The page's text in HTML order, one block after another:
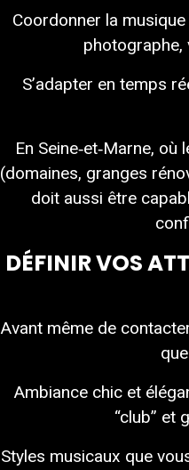
Coordonner la
photographe,
S’adapter en temps
En Seine‑et‑Marne,
(domaines, granges
doit aussi être
DÉFINIR VOS
Avant même de
Ambiance chic et
“club” et
Styles musicaux que